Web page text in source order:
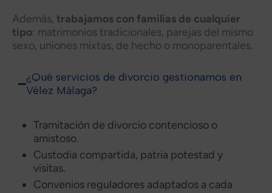
Además, trabajamos con familias de cualquier
tipo: matrimonios tradicionales, parejas del mismo
sexo, uniones mixtas, de hecho o monoparentales.
¿Qué servicios de divorcio gestionamos en
Vélez Málaga?
Tramitación de divorcio contencioso o
amistoso.
Custodia compartida, patria potestad y
visitas.
Convenios reguladores adaptados a cada